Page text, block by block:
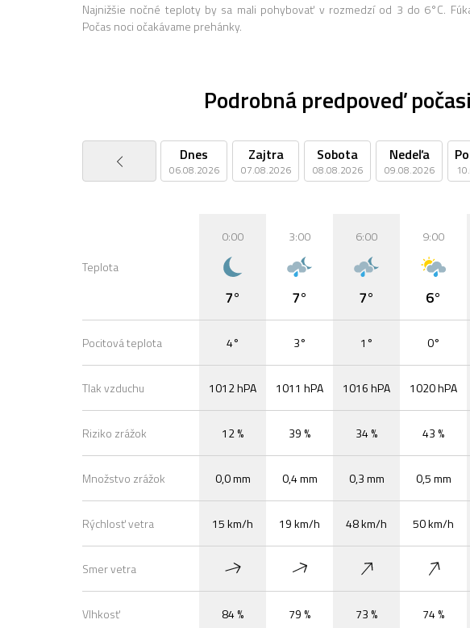
Najnižšie nočné teploty by sa mali pohybovať v rozmedzí od 3 do 6°C.
Počas noci očakávame prehánky.
Podrobná predpoveď
Dnes
06.08.2026
Zajtra
07.08.2026
Sobota
08.08.2026
Nedeľa
09.08.2026
Teplota
Pocitová teplota
Tlak vzduchu
Riziko zrážok
Množstvo zrážok
Rýchlosť vetra
Smer vetra
Vlhkosť
0:00
7°
4°
1012 hPA
12 %
0,0 mm
15 km/h
84 %
3:00
7°
3°
1011 hPA
39 %
0,4 mm
19 km/h
79 %
6:00
7°
1°
1016 hPA
34 %
0,3 mm
48 km/h
73 %
9:00
6°
0°
1020 hPA
43 %
0,5 mm
50 km/h
74 %